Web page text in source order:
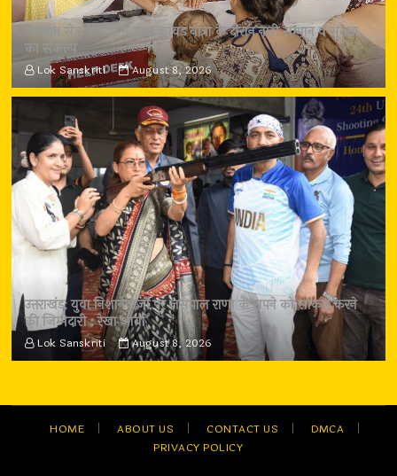
‘सम्मान सेतु’ शिविर में गूंजा कांवड़ यात्रा के दौरान नारी सम्मान व सुरक्षा
का संकल्प
Lok Sanskriti August 8, 2026
उत्तराखंड: युवा निशानेबाजों पर जसपाल राणा के सपने को साकार करने
की जिम्मेदारी : रेखा आर्या
Lok Sanskriti August 8, 2026
HOME ABOUT US CONTACT US
DMCA
PRIVACY POLICY